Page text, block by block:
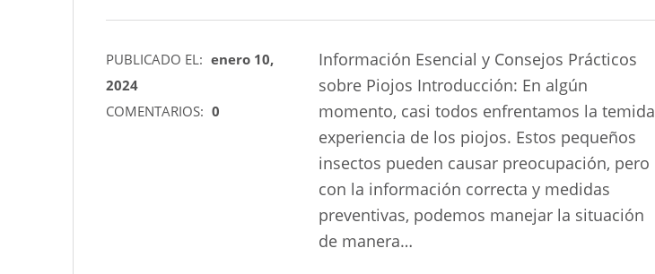
PUBLICADO EL: enero 10,
2024
COMENTARIOS: 0
Información Esencial y Consejos Prácticos
sobre Piojos Introducción: En algún
momento, casi todos enfrentamos la temida
experiencia de los piojos. Estos pequeños
insectos pueden causar preocupación, pero
con la información correcta y medidas
preventivas, podemos manejar la situación
de manera…